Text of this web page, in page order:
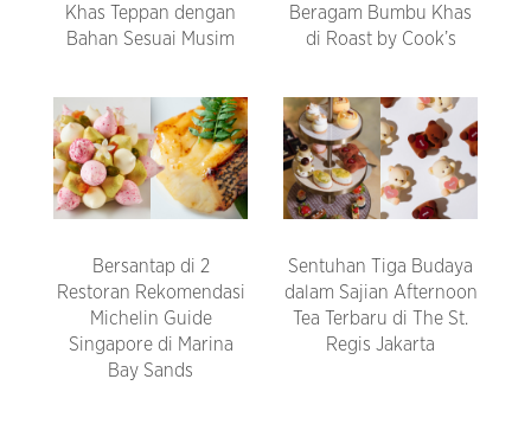
Khas Teppan dengan
Bahan Sesuai Musim
Beragam Bumbu Khas
di Roast by Cook’s
Bersantap di 2
Restoran Rekomendasi
Michelin Guide
Singapore di Marina
Bay Sands
Sentuhan Tiga Budaya
dalam Sajian Afternoon
Tea Terbaru di The St.
Regis Jakarta